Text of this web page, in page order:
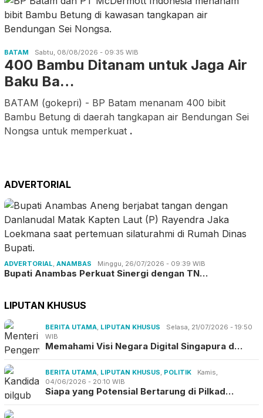
BATAM Sabtu, 08/08/2026 - 09:35 WIB
400 Bambu Ditanam untuk Jaga Air
Baku Ba…
BATAM (gokepri) - BP Batam menanam 400 bibit
Bambu Betung di daerah tangkapan air Bendungan Sei
Nongsa untuk memperkuat .
ADVERTORIAL
ADVERTORIAL, ANAMBAS Minggu, 26/07/2026 - 09:39 WIB
Bupati Anambas Perkuat Sinergi dengan TN…
LIPUTAN KHUSUS
BERITA UTAMA, LIPUTAN KHUSUS
Selasa, 21/07/2026 - 19:50
WIB
Memahami Visi Negara Digital Singapura d…
BERITA UTAMA, LIPUTAN KHUSUS, POLITIK
Kamis,
04/06/2026 - 20:10 WIB
Siapa yang Potensial Bertarung di Pilkad…